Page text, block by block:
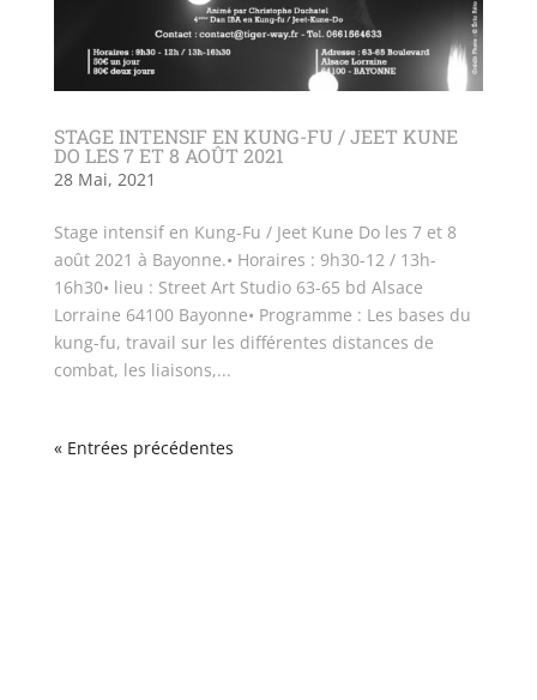
STAGE INTENSIF EN KUNG-FU / JEET KUNE
DO LES 7 ET 8 AOÛT 2021
28 Mai, 2021
Stage intensif en Kung-Fu / Jeet Kune Do les 7 et 8
août 2021 à Bayonne.• Horaires : 9h30-12 / 13h-
16h30• lieu : Street Art Studio 63-65 bd Alsace
Lorraine 64100 Bayonne• Programme : Les bases du
kung-fu, travail sur les différentes distances de
combat, les liaisons,...
« Entrées précédentes